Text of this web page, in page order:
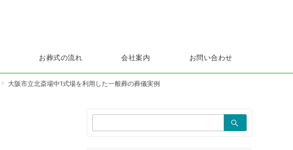
お葬式の流れ 会社案内 お問い合わせ
大阪市立北斎場中1式場を利用した一般葬の葬儀実例
索：